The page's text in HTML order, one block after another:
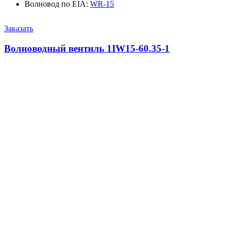
Волновод по EIA: WR-15
Заказать
Волноводный вентиль 1IW15-60.35-1